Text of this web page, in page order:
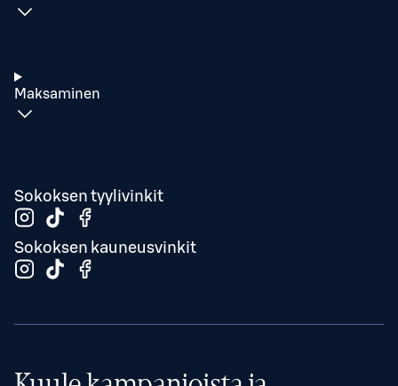
Maksaminen
Sokoksen tyylivinkit
Sokoksen kauneusvinkit